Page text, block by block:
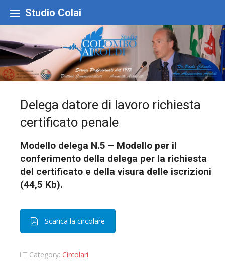
content
Studio Colai
Delega datore di lavoro richiesta
certificato penale
Modello delega N.5 – Modello per il
conferimento della delega per la richiesta
del certificato e della visura delle iscrizioni
(44,5 Kb).
Scarica la circolare
Category: Circolari